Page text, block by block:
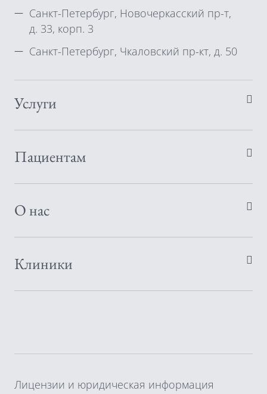
Санкт-Петербург, Новочеркасский пр-т,
д. 33, корп. 3
Санкт-Петербург, Чкаловский пр-кт, д. 50
Услуги
Пациентам
О нас
Клиники
Лицензии и юридическая информация